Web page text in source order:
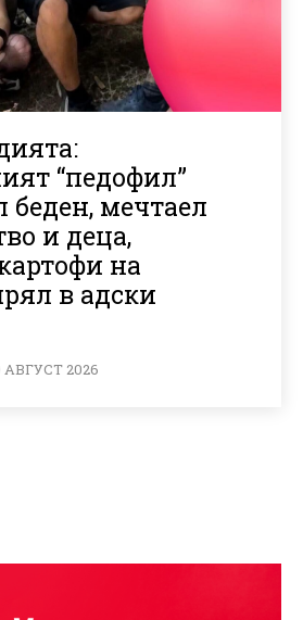
“педофил”
беден, мечтаел
и деца,
на
в адски
2026